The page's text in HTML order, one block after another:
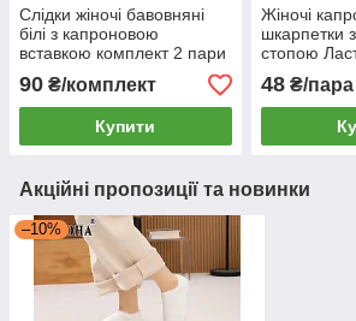
Слідки жіночі бавовняні
білі з капроновою
вставкою комплект 2 пари
90 ₴/комплект
Купити
Жіночі
шкарпетки
стопою
48₴/пара
Акційні пропозиції та новинки
–10%